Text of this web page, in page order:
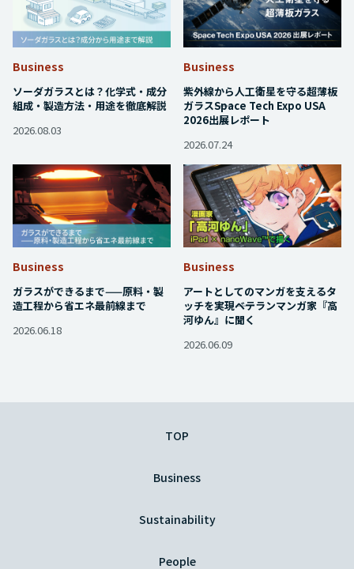
Business
ソーダガラスとは？化学式・成分
組成・製造方法・用途を徹底解説
2026.08.03
Business
紫外線から人工衛星を守る超薄板
ガラス――Space Tech Expo USA
2026出展レポート
2026.07.24
Business
ガラスができるまで——原料・製
造工程から省エネ最前線まで
2026.06.18
Business
アートとしてのマンガを支えるタ
ッチを実現――ベテランマンガ家『高
河ゆん』に聞く
2026.06.09
TOP
Business
Sustainability
People